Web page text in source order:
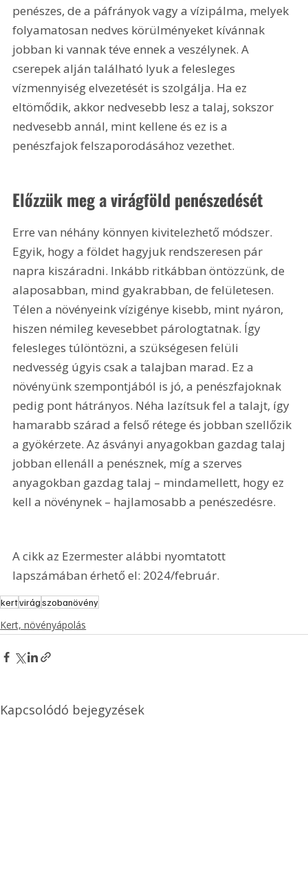
penészes, de a páfrányok vagy a vízipálma, melyek
folyamatosan nedves körülményeket kívánnak
jobban ki vannak téve ennek a veszélynek. A
cserepek alján található lyuk a felesleges
vízmennyiség elvezetését is szolgálja. Ha ez
eltömődik, akkor nedvesebb lesz a talaj, sokszor
nedvesebb annál, mint kellene és ez is a
penészfajok felszaporodásához vezethet.
Előzzük meg a virágföld penészedését
Erre van néhány könnyen kivitelezhető módszer.
Egyik, hogy a földet hagyjuk rendszeresen pár
napra kiszáradni. Inkább ritkábban öntözzünk, de
alaposabban, mind gyakrabban, de felületesen.
Télen a növényeink vízigénye kisebb, mint nyáron,
hiszen némileg kevesebbet párologtatnak. Így
felesleges túlöntözni, a szükségesen felüli
nedvesség úgyis csak a talajban marad. Ez a
növényünk szempontjából is jó, a penészfajoknak
pedig pont hátrányos. Néha lazítsuk fel a talajt, így
hamarabb szárad a felső rétege és jobban szellőzik
a gyökérzete. Az ásványi anyagokban gazdag talaj
jobban ellenáll a penésznek, míg a szerves
anyagokban gazdag talaj – mindamellett, hogy ez
kell a növénynek – hajlamosabb a penészedésre.
A cikk az Ezermester alábbi nyomtatott
lapszámában érhető el: 2024/február.
kertvirágszobanövény
Kert, növényápolás
Kapcsolódó bejegyzések